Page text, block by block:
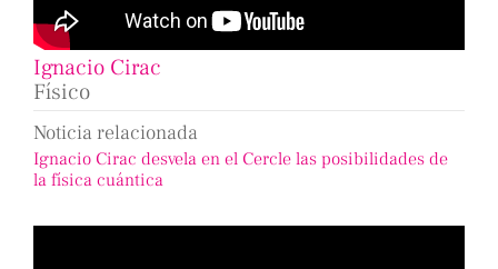
Ignacio Cirac
Físico
Noticia relacionada
Ignacio Cirac desvela en el Cercle las posibilidades de
la física cuántica